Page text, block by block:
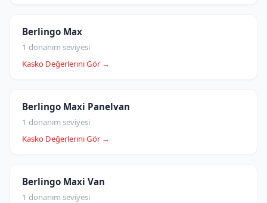
Berlingo Max
1 donanım seviyesi
Kasko Değerlerini Gör →
Berlingo Maxi Panelvan
1 donanım seviyesi
Kasko Değerlerini Gör →
Berlingo Maxi Van
1 donanım seviyesi